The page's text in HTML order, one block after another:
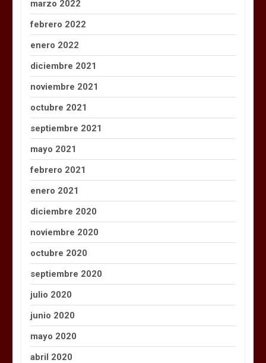
marzo 2022
febrero 2022
enero 2022
diciembre 2021
noviembre 2021
octubre 2021
septiembre 2021
mayo 2021
febrero 2021
enero 2021
diciembre 2020
noviembre 2020
octubre 2020
septiembre 2020
julio 2020
junio 2020
mayo 2020
abril 2020